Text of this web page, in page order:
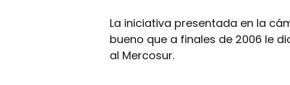
La iniciativa presentada en la
bueno que a finales de 2006 le
al Mercosur.